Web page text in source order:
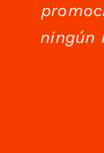
ningún